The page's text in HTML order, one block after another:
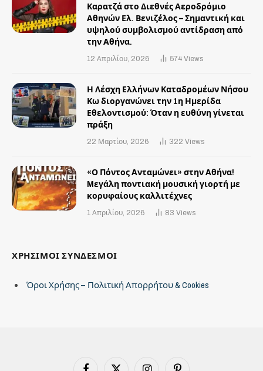
Καρατζά στο Διεθνές Αεροδρόμιο
Αθηνών Ελ. Βενιζέλος – Σημαντική και
υψηλού συμβολισμού αντίδραση από
την Αθήνα.
12 Απριλίου, 2026 574 Views
Η Λέσχη Ελλήνων Καταδρομέων Νήσου
Κω διοργανώνει την 1η Ημερίδα
Εθελοντισμού: Όταν η ευθύνη γίνεται
πράξη
22 Μαρτίου, 2026 322 Views
«Ο Πόντος Ανταμώνει» στην Αθήνα!
Mεγάλη ποντιακή μουσική γιορτή με
κορυφαίους καλλιτέχνες
1 Απριλίου, 2026 83 Views
ΧΡΗΣΙΜΟΙ ΣΥΝΔΕΣΜΟΙ
Όροι Χρήσης – Πολιτική Απορρήτου & Cookies